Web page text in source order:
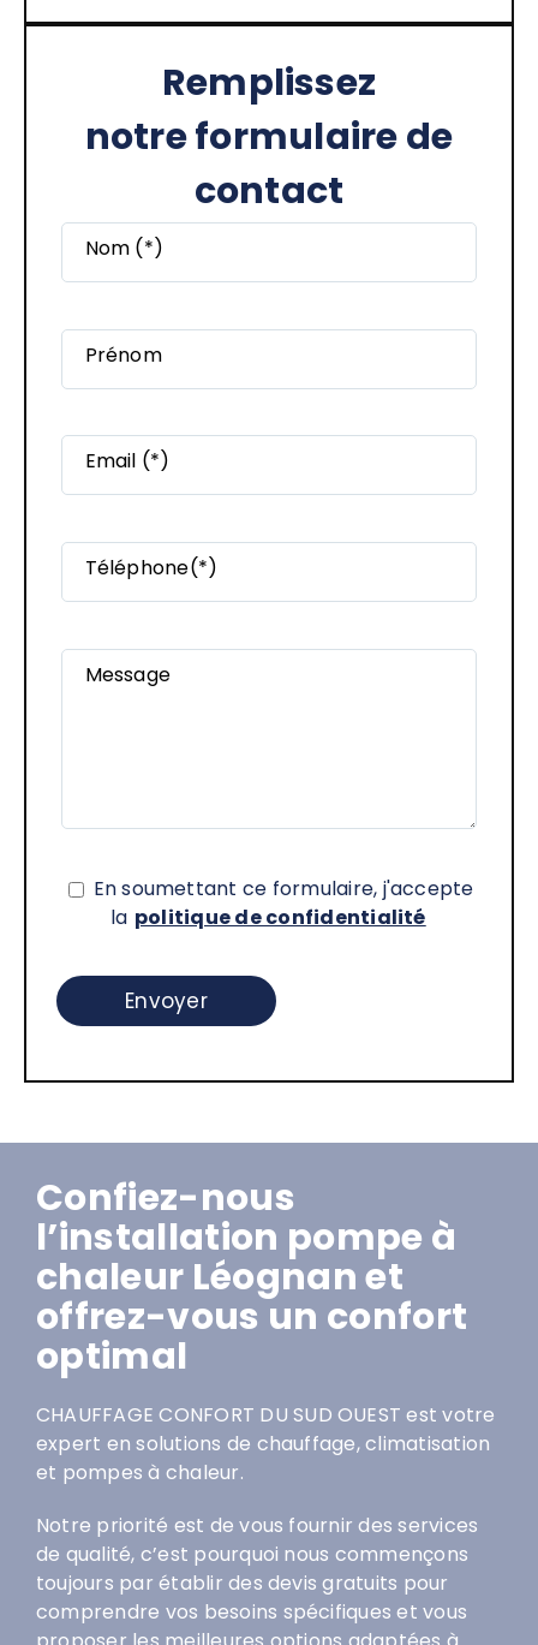
Remplissez
notre formulaire de
contact
Nom (*)
Prénom
Email (*)
Téléphone(*)
Message
En soumettant ce formulaire, j'accepte
la politique de confidentialité
Confiez-nous
l’installation pompe à
chaleur Léognan et
offrez-vous un confort
optimal
CHAUFFAGE CONFORT DU SUD OUEST est votre
expert en solutions de chauffage, climatisation
et pompes à chaleur.
Notre priorité est de vous fournir des services
de qualité, c’est pourquoi nous commençons
toujours par établir des devis gratuits pour
comprendre vos besoins spécifiques et vous